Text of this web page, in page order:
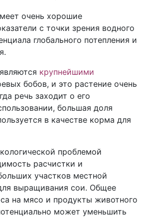
очень хорошие
с точки зрения водного
глобального потепления и
крупнейшими
бобов, и это растение очень
речь заходит о его
большая доля
в качестве корма для
проблемой
расчистки и
участков местной
выращивания сои. Общее
на мясо и продукты животного
может уменьшить